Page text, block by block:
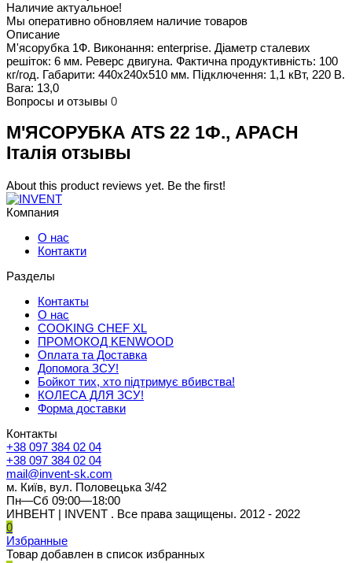
Наличие актуальное!
Мы оперативно обновляем наличие товаров
Описание
М'ясорубка 1Ф. Виконання: enterprise. Діаметр сталевих
решіток: 6 мм. Реверс двигуна. Фактична продуктивність: 100
кг/год. Габарити: 440х240х510 мм. Підключення: 1,1 кВт, 220 В.
Вага: 13,0
Вопросы и отзывы 0
М'ЯСОРУБКА ATS 22 1Ф., APACH
Італія отзывы
About this product reviews yet. Be the first!
Компания
О нас
Контакти
Разделы
Контакты
О нас
COOKING CHEF XL
ПРОМОКОД KENWOOD
Оплата та Доставка
Допомога ЗСУ!
Бойкот тих, хто підтримує вбивства!
КОЛЕСА ДЛЯ ЗСУ!
Форма доставки
Контакты
+38 097 384 02 04
+38 097 384 02 04
mail@invent-sk.com
м. Київ, вул. Половецька 3/42
Пн—Сб 09:00—18:00
ИНВЕНТ | INVENT . Все права защищены. 2012 - 2022
0
Избранные
Товар добавлен в список избранных